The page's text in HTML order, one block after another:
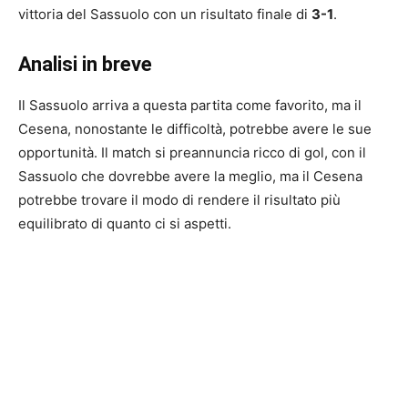
vittoria del Sassuolo con un risultato finale di 3-1.
Analisi in breve
Il Sassuolo arriva a questa partita come favorito, ma il
Cesena, nonostante le difficoltà, potrebbe avere le sue
opportunità. Il match si preannuncia ricco di gol, con il
Sassuolo che dovrebbe avere la meglio, ma il Cesena
potrebbe trovare il modo di rendere il risultato più
equilibrato di quanto ci si aspetti.